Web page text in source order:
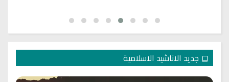
جديد الاناشيد الاسلامية